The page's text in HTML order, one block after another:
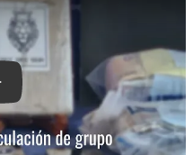
Policía investiga presunta